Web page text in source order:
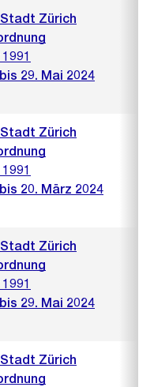
Zürich
29. Mai 2024
Zürich
20. März 2024
Zürich
29. Mai 2024
Zürich